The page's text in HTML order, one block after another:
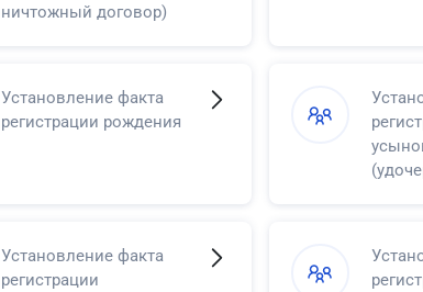
ничтожный договор)
Установление факта
регистрации рождения
Установление факта
регистрации